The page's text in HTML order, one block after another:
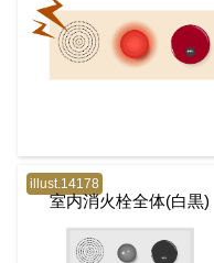
illust.14178
室内消火栓全体(白黒)